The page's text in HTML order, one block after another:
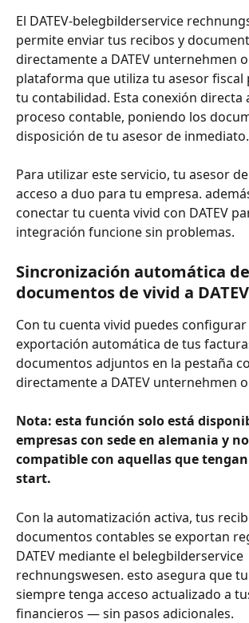
El DATEV-belegbilderservice
permite enviar tus recibos y
directamente a DATEV unternehmen
plataforma que utiliza tu asesor fiscal
tu contabilidad. Esta conexión directa
proceso contable, poniendo los
disposición de tu asesor de inmediato.
Para utilizar este servicio, tu asesor
acceso a duo para tu empresa.
conectar tu cuenta vivid con DATEV
integración funcione sin problemas.
Sincronización automática
documentos de vivid a DATEV
Con tu cuenta vivid puedes
exportación automática de tus
documentos adjuntos en la pestaña
directamente a DATEV unternehmen
Nota: esta función solo está
empresas con sede en alemania y
compatible con aquellas que
start.
Con la automatización activa, tus
documentos contables se exportan
DATEV mediante el belegbilderservice
rechnungswesen. esto asegura que
siempre tenga acceso actualizado a
financieros — sin pasos adicionales.